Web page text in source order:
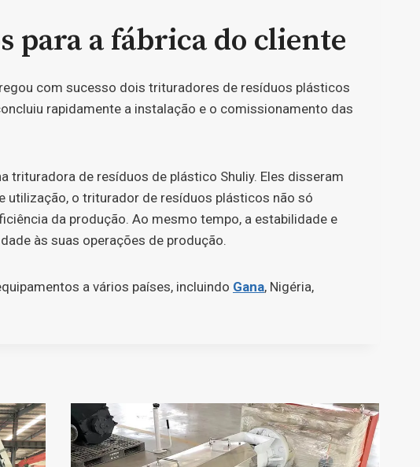
para a fábrica do cliente
com sucesso dois trituradores de resíduos plásticos
rapidamente a instalação e o comissionamento das
trituradora de resíduos de plástico Shuliy. Eles disseram
utilização, o triturador de resíduos plásticos não só
da produção. Ao mesmo tempo, a estabilidade e
às suas operações de produção.
a vários países, incluindo Gana, Nigéria,